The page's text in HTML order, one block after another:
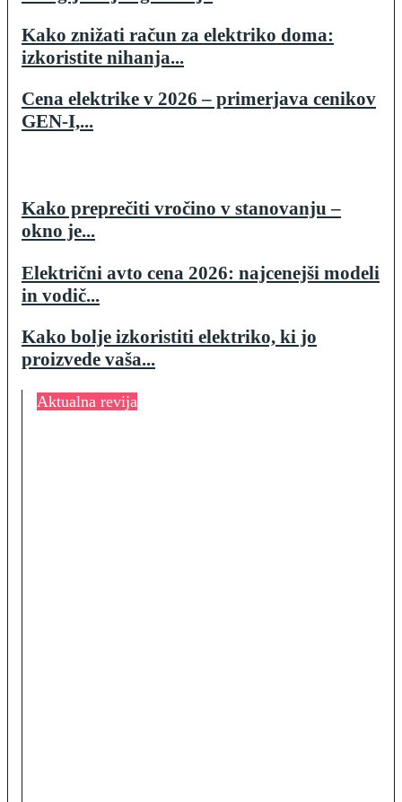
Kako znižati račun za elektriko doma:
izkoristite nihanja...
Cena elektrike v 2026 – primerjava cenikov
GEN-I,...
Kako preprečiti vročino v stanovanju –
okno je...
Električni avto cena 2026: najcenejši modeli
in vodič...
Kako bolje izkoristiti elektriko, ki jo
proizvede vaša...
Aktualna revija